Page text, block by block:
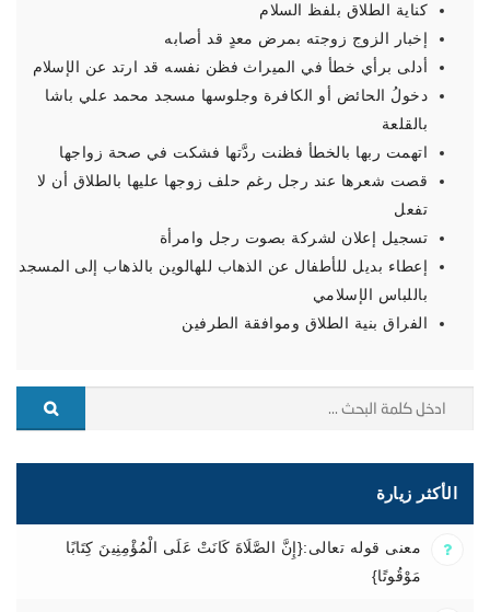
كناية الطلاق بلفظ السلام
إخبار الزوج زوجته بمرض معدٍ قد أصابه
أدلى برأي خطأ في الميراث فظن نفسه قد ارتد عن الإسلام
دخولُ الحائض أو الكافرة وجلوسها مسجد محمد علي باشا
بالقلعة
اتهمت ربها بالخطأ فظنت ردَّتها فشكت في صحة زواجها
قصت شعرها عند رجل رغم حلف زوجها عليها بالطلاق أن لا
تفعل
تسجيل إعلان لشركة بصوت رجل وامرأة
إعطاء بديل للأطفال عن الذهاب للهالوين بالذهاب إلى المسجد
باللباس الإسلامي
الفراق بنية الطلاق وموافقة الطرفين
الأكثر زيارة
معنى قوله تعالى:{إِنَّ الصَّلَاةَ كَانَتْ عَلَى الْمُؤْمِنِينَ كِتَابًا
مَوْقُوتًا}